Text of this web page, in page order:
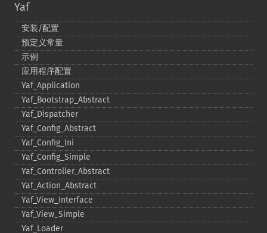
Yaf
安装/配置
预定义常量
示例
应用程序配置
Yaf_​Application
Yaf_​Bootstrap_​Abstract
Yaf_​Dispatcher
Yaf_​Config_​Abstract
Yaf_​Config_​Ini
Yaf_​Config_​Simple
Yaf_​Controller_​Abstract
Yaf_​Action_​Abstract
Yaf_​View_​Interface
Yaf_​View_​Simple
Yaf_​Loader